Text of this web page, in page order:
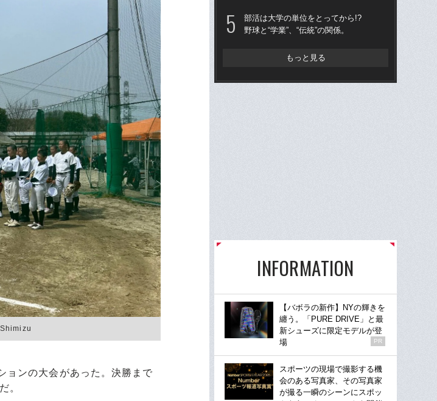
ンの大会があった。決勝まで
。
部活は大学の単位をとってから!?
野球と“学業”、“伝統”の関係。
もっと見る
INFORMATION
【バボラの新作】NYの輝きを
纏う。「PURE DRIVE」と最
新シューズに限定モデルが登
場
PR
スポーツの現場で撮影する機
会のある写真家、その写真家
が撮る一瞬のシーンにスポッ